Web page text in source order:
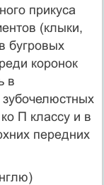
прикуса
(клыки,
бугровых
коронок
в
П классу и в
передних